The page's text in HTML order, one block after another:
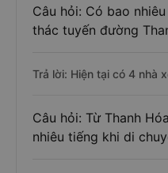
Câu hỏi: Có bao
thác tuyến đường
Trả lời: Hiện tại có 4 nhà
Câu hỏi: Từ Thanh
nhiêu tiếng khi di